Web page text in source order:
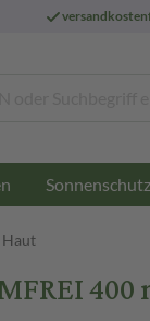
Sonnenschutz
Haut